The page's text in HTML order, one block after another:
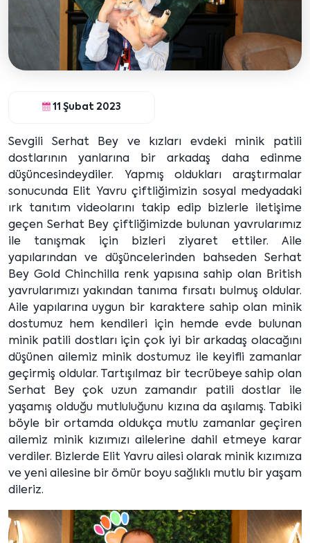
11 Şubat 2023
Sevgili Serhat Bey ve kızları evdeki minik patili
dostlarının yanlarına bir arkadaş daha edinme
düşüncesindeydiler. Yapmış oldukları araştırmalar
sonucunda Elit Yavru çiftliğimizin sosyal medyadaki
ırk tanıtım videolarını takip edip bizlerle iletişime
geçen Serhat Bey çiftliğimizde bulunan yavrularımız
ile tanışmak için bizleri ziyaret ettiler. Aile
yapılarından ve düşüncelerinden bahseden Serhat
Bey Gold Chinchilla renk yapısına sahip olan British
yavrularımızı yakından tanıma fırsatı bulmuş oldular.
Aile yapılarına uygun bir karaktere sahip olan minik
dostumuz hem kendileri için hemde evde bulunan
minik patili dostları için çok iyi bir arkadaş olacağını
düşünen ailemiz minik dostumuz ile keyifli zamanlar
geçirmiş oldular. Tartışılmaz bir tecrübeye sahip olan
Serhat Bey çok uzun zamandır patili dostlar ile
yaşamış olduğu mutluluğunu kızına da aşılamış. Tabiki
böyle bir ortamda oldukça mutlu zamanlar geçiren
ailemiz minik kızımızı ailelerine dahil etmeye karar
verdiler. Bizlerde Elit Yavru ailesi olarak minik kızımıza
ve yeni ailesine bir ömür boyu sağlıklı mutlu bir yaşam
dileriz.